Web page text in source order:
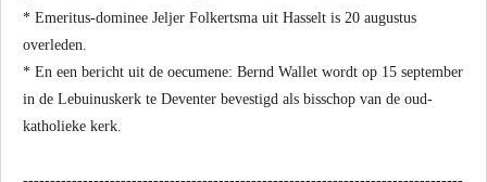
* Emeritus-dominee Jeljer Folkertsma uit Hasselt is 20 augustus
overleden.
* En een bericht uit de oecumene: Bernd Wallet wordt op 15 september
in de Lebuinuskerk te Deventer bevestigd als bisschop van de oud-
katholieke kerk.